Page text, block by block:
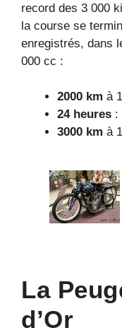
record des 3 000
la course se
enregistrés, dans
000 cc :
2000 km à
24 heures :
3000 km à
La
d’Or